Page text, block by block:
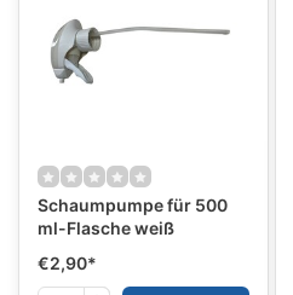
Schaumpumpe für 500
ml-Flasche weiß
€2,90*